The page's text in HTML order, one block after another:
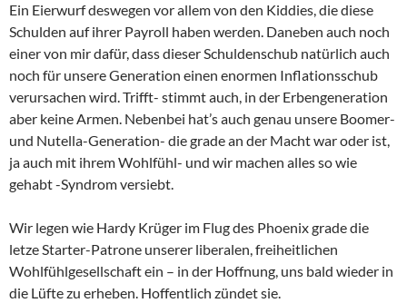
Ein Eierwurf deswegen vor allem von den Kiddies, die diese
Schulden auf ihrer Payroll haben werden. Daneben auch noch
einer von mir dafür, dass dieser Schuldenschub natürlich auch
noch für unsere Generation einen enormen Inflationsschub
verursachen wird. Trifft- stimmt auch, in der Erbengeneration
aber keine Armen. Nebenbei hat’s auch genau unsere Boomer-
und Nutella-Generation- die grade an der Macht war oder ist,
ja auch mit ihrem Wohlfühl- und wir machen alles so wie
gehabt -Syndrom versiebt.
Wir legen wie Hardy Krüger im Flug des Phoenix grade die
letze Starter-Patrone unserer liberalen, freiheitlichen
Wohlfühlgesellschaft ein – in der Hoffnung, uns bald wieder in
die Lüfte zu erheben. Hoffentlich zündet sie.